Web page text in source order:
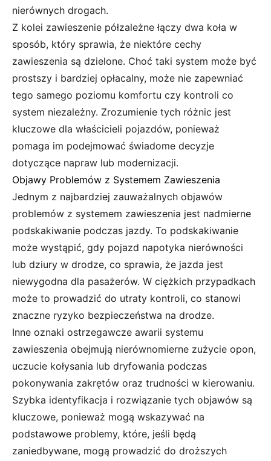
nierównych drogach.
Z kolei zawieszenie półzależne łączy dwa koła w
sposób, który sprawia, że niektóre cechy
zawieszenia są dzielone. Choć taki system może być
prostszy i bardziej opłacalny, może nie zapewniać
tego samego poziomu komfortu czy kontroli co
system niezależny. Zrozumienie tych różnic jest
kluczowe dla właścicieli pojazdów, ponieważ
pomaga im podejmować świadome decyzje
dotyczące napraw lub modernizacji.
Objawy Problemów z Systemem Zawieszenia
Jednym z najbardziej zauważalnych objawów
problemów z systemem zawieszenia jest nadmierne
podskakiwanie podczas jazdy. To podskakiwanie
może wystąpić, gdy pojazd napotyka nierówności
lub dziury w drodze, co sprawia, że jazda jest
niewygodna dla pasażerów. W ciężkich przypadkach
może to prowadzić do utraty kontroli, co stanowi
znaczne ryzyko bezpieczeństwa na drodze.
Inne oznaki ostrzegawcze awarii systemu
zawieszenia obejmują nierównomierne zużycie opon,
uczucie kołysania lub dryfowania podczas
pokonywania zakrętów oraz trudności w kierowaniu.
Szybka identyfikacja i rozwiązanie tych objawów są
kluczowe, ponieważ mogą wskazywać na
podstawowe problemy, które, jeśli będą
zaniedbywane, mogą prowadzić do droższych